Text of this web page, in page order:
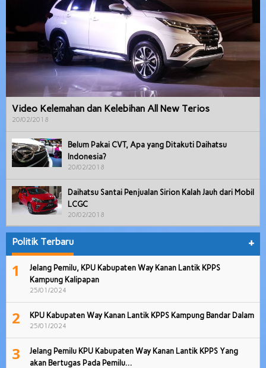
Video Kelemahan dan Kelebihan All New Terios
20/02/2018
Belum Pakai CVT, Apa yang Ditakuti Daihatsu
Indonesia?
20/02/2018
Daihatsu Santai Penjualan Sirion Kalah Jauh dari Mobil
LCGC
20/02/2018
Politik Terbaru +
1
Jelang Pemilu, KPU Kabupaten Way Kanan Lantik KPPS
Kampung Kalipapan
25/01/2024
2 KPU Kabupaten Way Kanan Lantik KPPS Kampung Bandar Dalam
25/01/2024
3
Jelang Pemilu KPU Kabupaten Way Kanan Lantik KPPS Yang
akan Bertugas Pada Pemilu…